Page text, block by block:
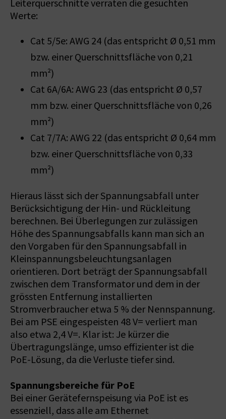
Leiterquerschnitte verraten die gesuchten
Werte:
Cat 5/5e: AWG 24 (das entspricht Ø 0,51 mm
bzw. einer Querschnittsfläche von 0,21
mm²)
Cat 6A/6A: AWG 23 (das entspricht Ø 0,57
mm bzw. einer Querschnittsfläche von 0,26
mm²)
Cat 7/7A: AWG 22 (das entspricht Ø 0,64 mm
bzw. einer Querschnittsfläche von 0,33
mm²)
Hieraus lässt sich der Spannungsabfall unter
Berücksichtigung der Hin- und Rückleitung
berechnen. Bei Überlegungen zur zulässigen
Höhe des Spannungsabfalls kann man sich an
den Vorgaben für den Spannungsabfall in
Kleinspannungsbeleuchtungsanlagen
orientieren. Dort beträgt der Spannungsabfall
zwischen dem Transformator und dem in der
grössten Entfernung installierten
Stromverbraucher etwa 5 % der Nennspannung.
Bei am PSE eingespeisten 48 V= verliert man
also etwa 2,4 V=. Klar ist: Je kürzer die
Übertragungslänge, umso effizienter ist die
PoE-Lösung, da die Verluste tiefer sind.
Spannungsbereiche für PoE
Bei einer Gerätefernspeisung via PoE ist es
essenziell, dass alle am Ethernet